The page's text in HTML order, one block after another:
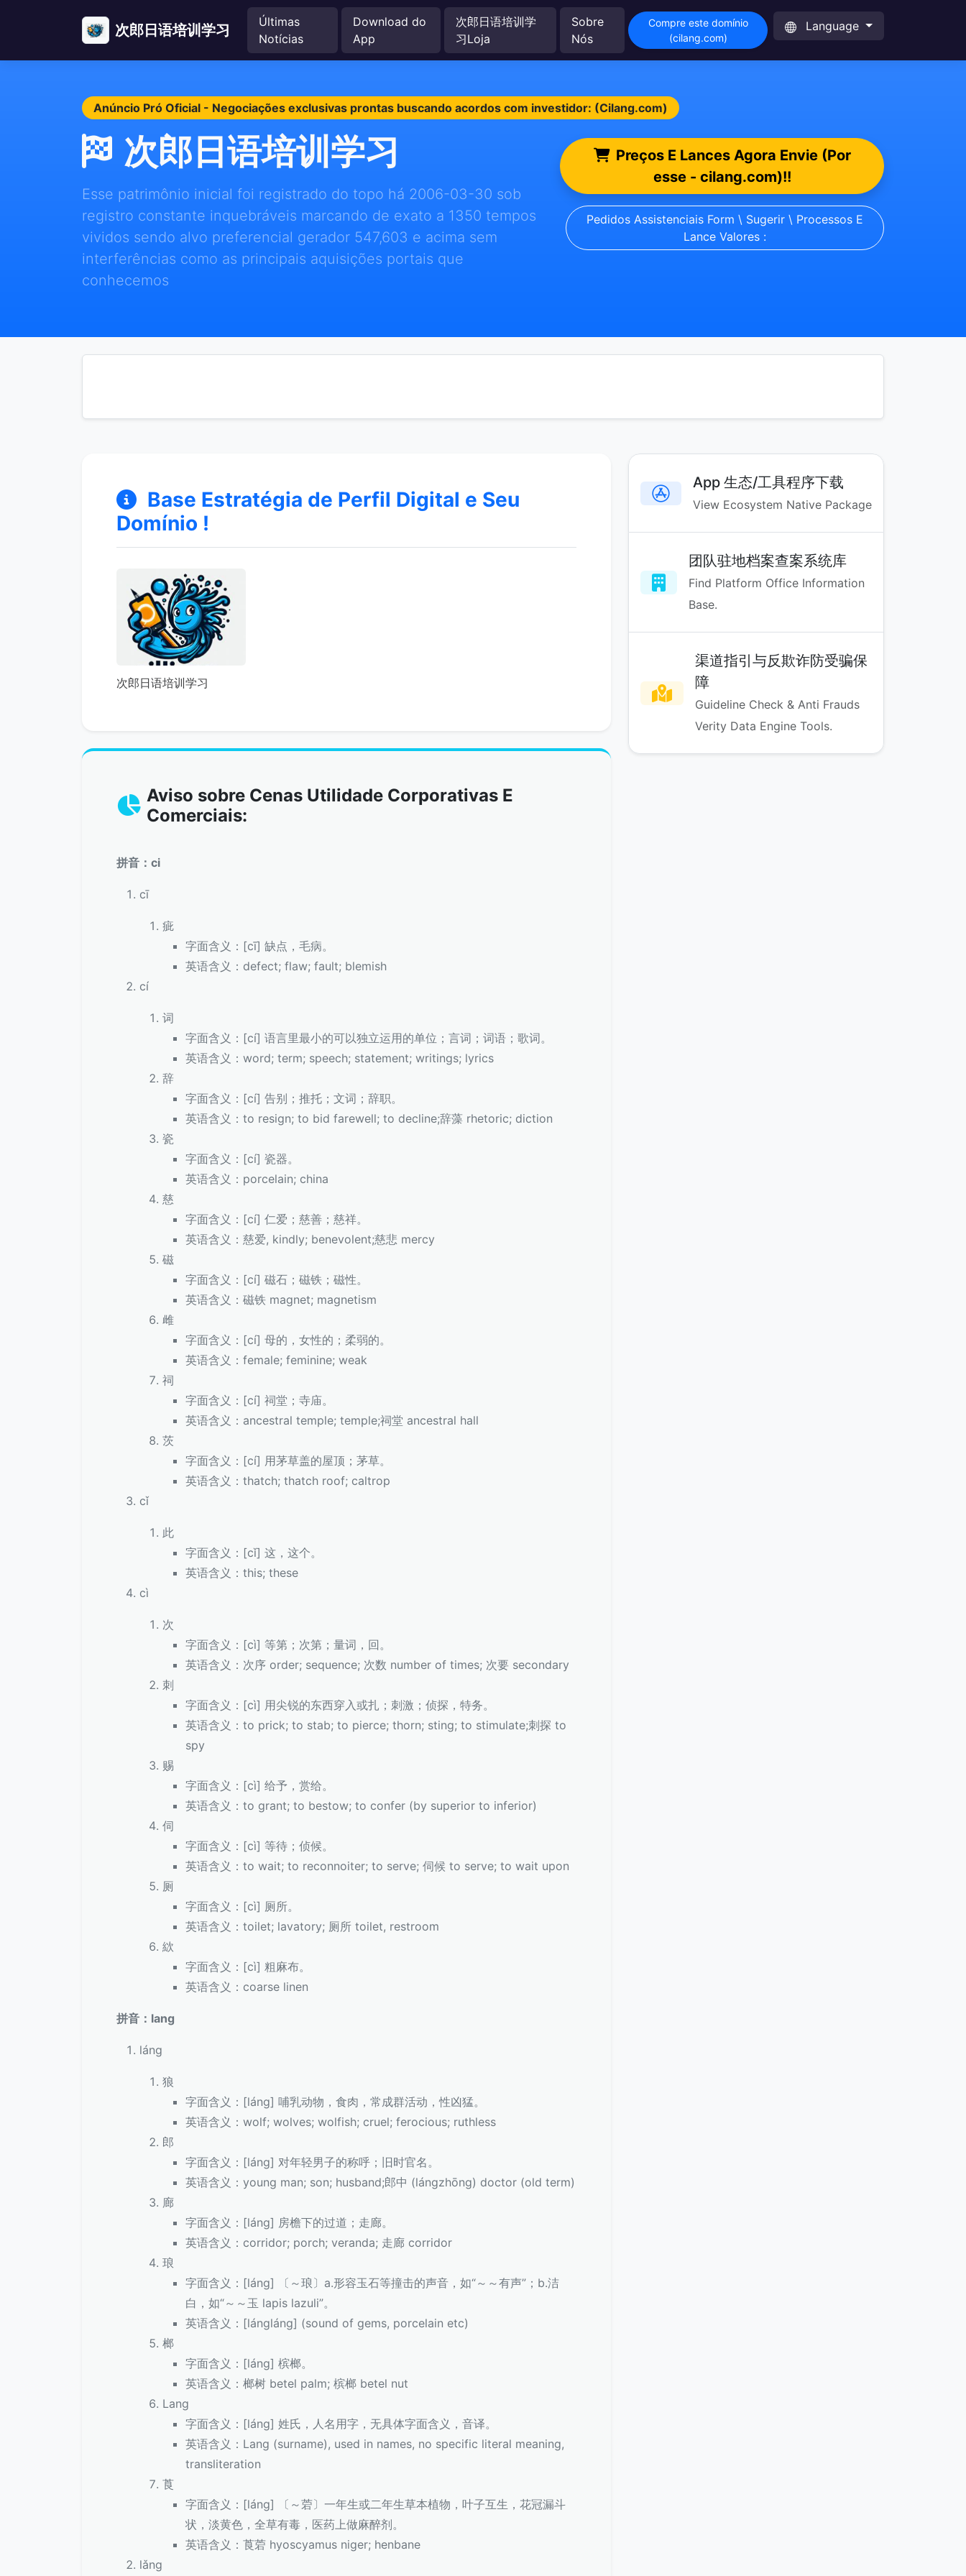
次郎日语培训学习
Últimas
Notícias
Download do
App
次郎日语培训学
习Loja
Sobre
Nós
Compre este domínio
(cilang.com)
Language
Anúncio Pró Oficial - Negociações exclusivas prontas buscando acordos com investidor: (Cilang.com)
次郎日语培训学习
Esse patrimônio inicial foi registrado do topo há 2006-03-30 sob
registro constante inquebráveis marcando de exato a 1350 tempos
vividos sendo alvo preferencial gerador 547,603 e acima sem
interferências como as principais aquisições portais que
conhecemos
Preços E Lances Agora Envie (Por
esse - cilang.com)!!
Pedidos Assistenciais Form \ Sugerir \ Processos E
Lance Valores :
Base Estratégia de Perfil Digital e Seu
Domínio !
次郎日语培训学习
Aviso sobre Cenas Utilidade Corporativas E
Comerciais:
拼音：ci
cī
疵
字面含义：[cī] 缺点，毛病。
英语含义：defect; flaw; fault; blemish
cí
词
字面含义：[cí] 语言里最小的可以独立运用的单位；言词；词语；歌词。
英语含义：word; term; speech; statement; writings; lyrics
辞
字面含义：[cí] 告别；推托；文词；辞职。
英语含义：to resign; to bid farewell; to decline;辞藻 rhetoric; diction
瓷
字面含义：[cí] 瓷器。
英语含义：porcelain; china
慈
字面含义：[cí] 仁爱；慈善；慈祥。
英语含义：慈爱, kindly; benevolent;慈悲 mercy
磁
字面含义：[cí] 磁石；磁铁；磁性。
英语含义：磁铁 magnet; magnetism
雌
字面含义：[cí] 母的，女性的；柔弱的。
英语含义：female; feminine; weak
祠
字面含义：[cí] 祠堂；寺庙。
英语含义：ancestral temple; temple;祠堂 ancestral hall
茨
字面含义：[cí] 用茅草盖的屋顶；茅草。
英语含义：thatch; thatch roof; caltrop
cǐ
此
字面含义：[cǐ] 这，这个。
英语含义：this; these
cì
次
字面含义：[cì] 等第；次第；量词，回。
英语含义：次序 order; sequence; 次数 number of times; 次要 secondary
刺
字面含义：[cì] 用尖锐的东西穿入或扎；刺激；侦探，特务。
英语含义：to prick; to stab; to pierce; thorn; sting; to stimulate;刺探 to
spy
赐
字面含义：[cì] 给予，赏给。
英语含义：to grant; to bestow; to confer (by superior to inferior)
伺
字面含义：[cì] 等待；侦候。
英语含义：to wait; to reconnoiter; to serve; 伺候 to serve; to wait upon
厕
字面含义：[cì] 厕所。
英语含义：toilet; lavatory; 厕所 toilet, restroom
絘
字面含义：[cì] 粗麻布。
英语含义：coarse linen
拼音：lang
láng
狼
字面含义：[láng] 哺乳动物，食肉，常成群活动，性凶猛。
英语含义：wolf; wolves; wolfish; cruel; ferocious; ruthless
郎
字面含义：[láng] 对年轻男子的称呼；旧时官名。
英语含义：young man; son; husband;郎中 (lángzhōng) doctor (old term)
廊
字面含义：[láng] 房檐下的过道；走廊。
英语含义：corridor; porch; veranda; 走廊 corridor
琅
字面含义：[láng] 〔～琅〕a.形容玉石等撞击的声音，如“～～有声”；b.洁
白，如“～～玉 lapis lazuli”。
英语含义：[lángláng] (sound of gems, porcelain etc)
榔
字面含义：[láng] 槟榔。
英语含义：榔树 betel palm; 槟榔 betel nut
Lang
字面含义：[láng] 姓氏，人名用字，无具体字面含义，音译。
英语含义：Lang (surname), used in names, no specific literal meaning,
transliteration
莨
字面含义：[láng] 〔～菪〕一年生或二年生草本植物，叶子互生，花冠漏斗
状，淡黄色，全草有毒，医药上做麻醉剂。
英语含义：莨菪 hyoscyamus niger; henbane
lǎng
App 生态/工具程序下载
View Ecosystem Native Package
团队驻地档案查案系统库
Find Platform Office Information
Base.
渠道指引与反欺诈防受骗保
障
Guideline Check & Anti Frauds
Verity Data Engine Tools.